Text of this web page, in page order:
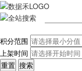
积分范围
上架时间